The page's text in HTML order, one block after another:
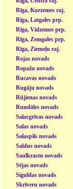
Rīga, Kurzemes raj.
Rīga, Latgales prp.
Rīga, Vidzemes prp.
Rīga, Zemgales prp.
Rīga, Ziemeļu raj.
Rojas novads
Ropažu novads
Rucavas novads
Rugāju novads
Rūjienas novads
Rundāles novads
Salacgrīvas novads
Salas novads
Salaspils novads
Saldus novads
Saulkrastu novads
Sējas novads
Siguldas novads
Skrīveru novads